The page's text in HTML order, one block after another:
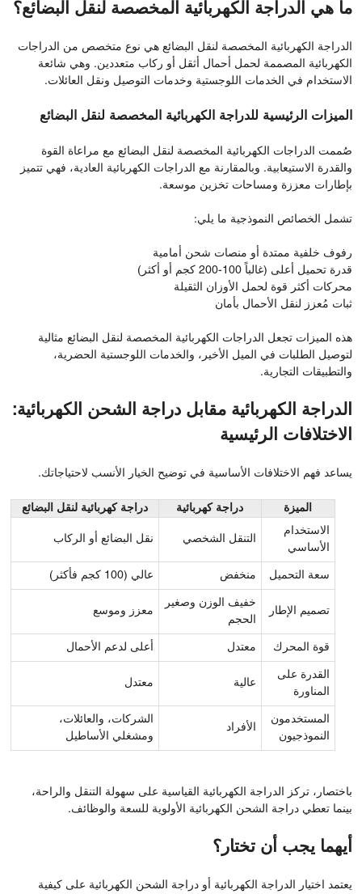
ما هي الدراجة الكهربائية المخصصة لنقل البضائع؟
الدراجة الكهربائية المخصصة لنقل البضائع هي نوع متخصص من الدراجات
الكهربائية المصممة لحمل أحمال أثقل أو ركاب متعددين. وهي شائعة
الاستخدام في الخدمات اللوجستية وخدمات التوصيل ونقل العائلات.
الميزات الرئيسية للدراجة الكهربائية المخصصة لنقل البضائع
صُممت الدراجات الكهربائية المخصصة لنقل البضائع مع مراعاة القوة
والقدرة الاستيعابية. وبالمقارنة مع الدراجات الكهربائية العادية، فهي تتميز
بإطارات معززة ومساحات تخزين موسعة.
تشمل الخصائص النموذجية ما يلي:
رفوف خلفية ممتدة أو منصات شحن أمامية
قدرة تحميل أعلى (غالباً 100-200 كجم أو أكثر)
محركات أكثر قوة لحمل الأوزان الثقيلة
ثبات مُعزز لنقل الأحمال بأمان
هذه الميزات تجعل الدراجات الكهربائية المخصصة لنقل البضائع مثالية
لتوصيل الطلبات في الميل الأخير، والخدمات اللوجستية الحضرية،
والتطبيقات التجارية.
الدراجة الكهربائية مقابل دراجة الشحن الكهربائية:
الاختلافات الرئيسية
يساعد فهم الاختلافات الأساسية في توضيح الخيار الأنسب لاحتياجاتك.
الميزة دراجة كهربائية دراجة كهربائية لنقل البضائع
الاستخدام
الأساسي
التنقل الشخصي نقل البضائع أو الركاب
سعة التحميل منخفض عالي (100 كجم فأكثر)
تصميم الإطار
خفيف الوزن وصغير
الحجم
معزز وموسع
قوة المحرك معتدل أعلى لدعم الأحمال
القدرة على
المناورة
عالية معتدل
المستخدمون
النموذجيون
الأفراد
الشركات، والعائلات،
ومشغلي الأساطيل
باختصار، تركز الدراجة الكهربائية القياسية على سهولة التنقل والراحة،
بينما تعطي دراجة الشحن الكهربائية الأولوية للسعة والوظائف.
أيهما يجب أن تختار؟
يعتمد اختيار الدراجة الكهربائية أو دراجة الشحن الكهربائية على كيفية